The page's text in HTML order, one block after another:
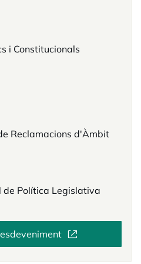
i Constitucionals
Reclamacions d'Àmbit
de Política Legislativa